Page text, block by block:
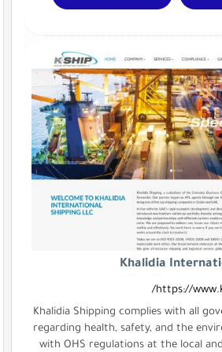
Khalidia
https://
Khalidia Shipping complies with all
regarding health, safety, and the
with OHS regulations at the local